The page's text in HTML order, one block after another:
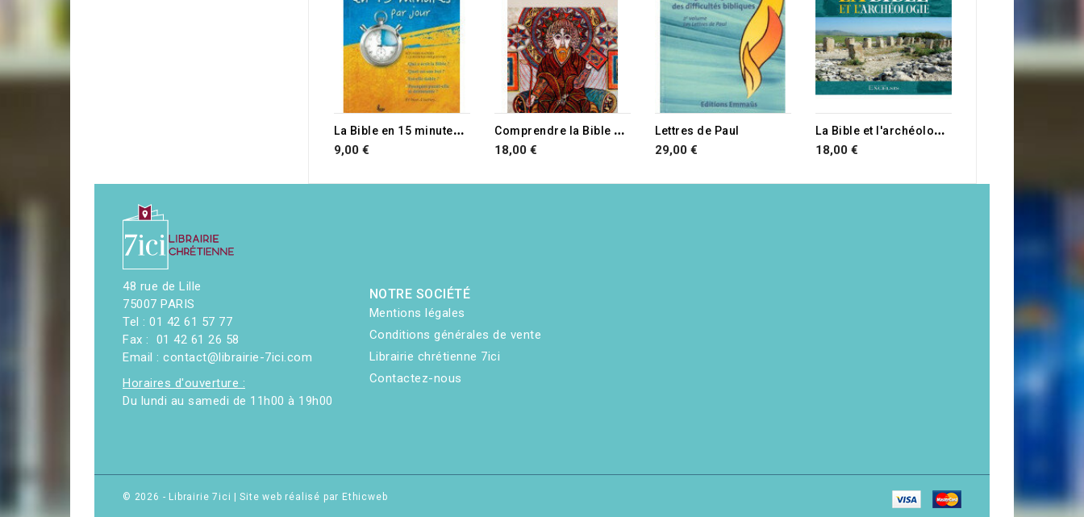
L
a Bible en 15 minutes par jour
9,00 €
C
omprendre la Bible avec Origène
18,00 €
Lettres de Paul
29,00 €
L
a Bible et l'archéologie
18,00 €
48 rue de Lille
75007 PARIS
Tel : 01 42 61 57 77
Fax : 01 42 61 26 58
Email : contact@librairie-7ici.com
Horaires d'ouverture :
Du lundi au samedi de 11h00 à 19h00
NOTRE SOCIÉTÉ
Mentions légales
Conditions générales de vente
Librairie chrétienne 7ici
Contactez-nous
© 2026 - Librairie 7ici |Site web réalisé par Ethicweb